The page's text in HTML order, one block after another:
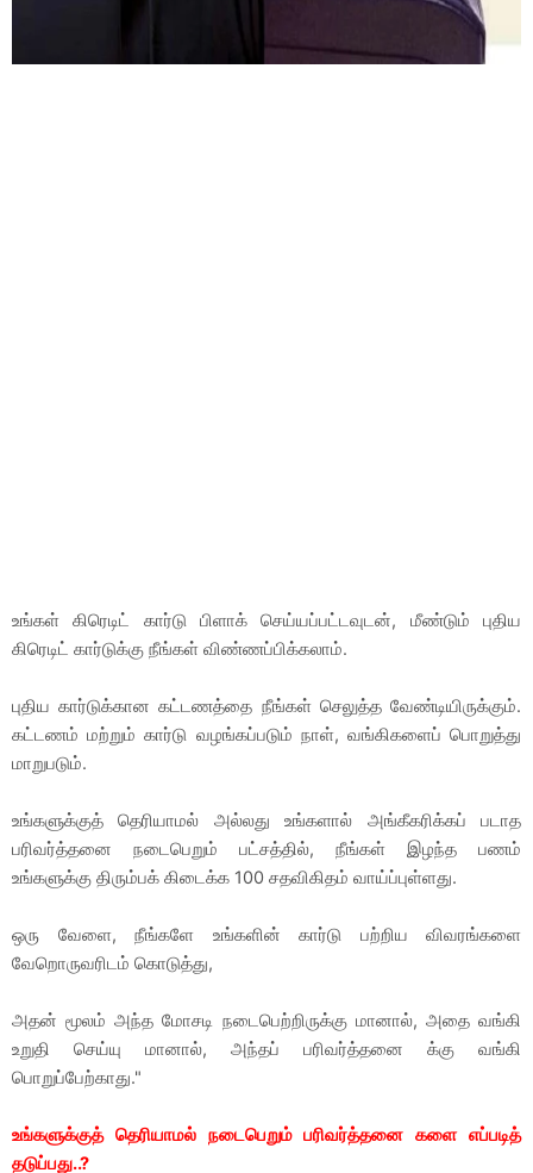
உங்கள் கிரெடிட் கார்டு பிளாக் செய்யப்பட்டவுடன், மீண்டும் புதிய
கிரெடிட் கார்டுக்கு நீங்கள் விண்ணப்பிக்கலாம்.
புதிய கார்டுக்கான கட்டணத்தை நீங்கள் செலுத்த வேண்டியிருக்கும்.
கட்டணம் மற்றும் கார்டு வழங்கப்படும் நாள், வங்கிகளைப் பொறுத்து
மாறுபடும்.
உங்களுக்குத் தெரியாமல் அல்லது உங்களால் அங்கீகரிக்கப் படாத
பரிவர்த்தனை நடைபெறும் பட்சத்தில், நீங்கள் இழந்த பணம்
உங்களுக்கு திரும்பக் கிடைக்க 100 சதவிகிதம் வாய்ப்புள்ளது.
ஒரு வேளை, நீங்களே உங்களின் கார்டு பற்றிய விவரங்களை
வேறொருவரிடம் கொடுத்து,
அதன் மூலம் அந்த மோசடி நடைபெற்றிருக்கு மானால், அதை வங்கி
உறுதி செய்யு மானால், அந்தப் பரிவர்த்தனை க்கு வங்கி
பொறுப்பேற்காது."
உங்களுக்குத் தெரியாமல் நடைபெறும் பரிவர்த்தனை களை எப்படித்
தடுப்பது..?